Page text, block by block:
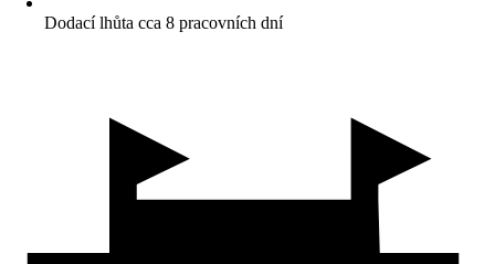
Dodací lhůta cca 8 pracovních dní